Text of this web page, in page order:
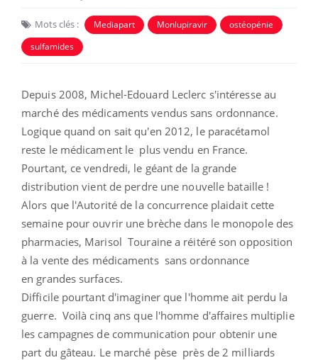
Mots clés : Mediapart Monlupiravir
ostéopénie
sulfamides
Depuis 2008, Michel-Edouard Leclerc s'intéresse au
marché des médicaments vendus sans ordonnance.
Logique quand on sait qu'en 2012, le paracétamol
reste le médicament le plus vendu en France.
Pourtant, ce vendredi, le géant de la grande
distribution vient de perdre une nouvelle bataille !
Alors que l'Autorité de la concurrence plaidait cette
semaine pour ouvrir une brèche dans le monopole des
pharmacies, Marisol Touraine a réitéré son opposition
à la vente des médicaments sans ordonnance
en grandes surfaces.
Difficile pourtant d'imaginer que l'homme ait perdu la
guerre. Voilà cinq ans que l'homme d'affaires multiplie
les campagnes de communication pour obtenir une
part du gâteau. Le marché pèse près de 2 milliards